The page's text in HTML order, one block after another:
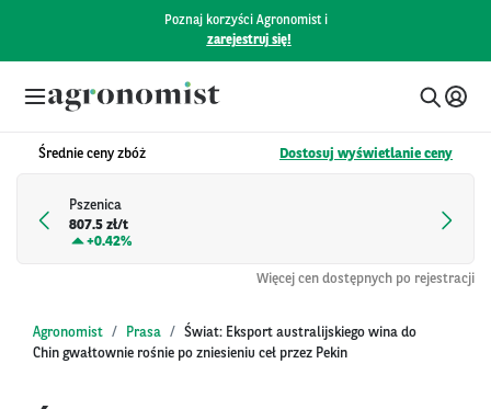
Poznaj korzyści Agronomist i
zarejestruj się!
Średnie ceny zbóż Dostosuj wyświetlanie ceny
Pszenica
807.5 zł/t
+0.42%
Więcej cen dostępnych po rejestracji
Agronomist Prasa
Świat: Eksport australijskiego wina do
Chin gwałtownie rośnie po zniesieniu ceł przez Pekin